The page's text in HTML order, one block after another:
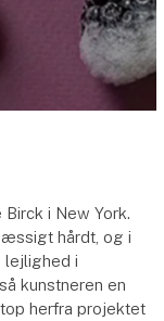
i New York.
hårdt, og i
lejlighed i
kunstneren en
herfra projektet